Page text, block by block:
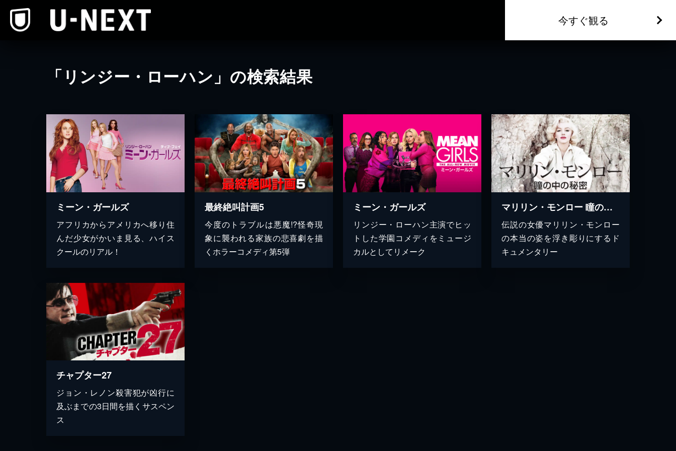
今すぐ観る
「リンジー・ローハン」の検索結果
ミーン・ガールズ
アフリカからアメリカへ移り住
んだ少女がかいま見る、ハイス
クールのリアル！
最終絶叫計画5
今度のトラブルは悪魔!?怪奇現
象に襲われる家族の悲喜劇を描
くホラーコメディ第5弾
ミーン・ガールズ
リンジー・ローハン主演でヒッ
トした学園コメディをミュージ
カルとしてリメーク
マリリン・モンロー 瞳の中の秘密
伝説の女優マリリン・モンロー
の本当の姿を浮き彫りにするド
キュメンタリー
チャプター27
ジョン・レノン殺害犯が凶行に
及ぶまでの3日間を描くサスペン
ス